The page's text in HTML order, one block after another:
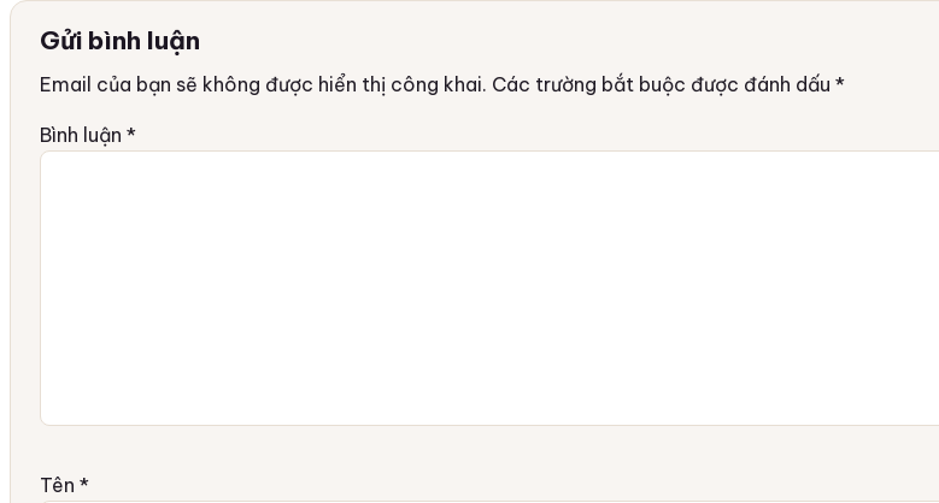
Gửi bình luận
Email của bạn sẽ không được hiển thị công khai. Các trường bắt buộc được đánh dấu *
Bình luận *
Tên *